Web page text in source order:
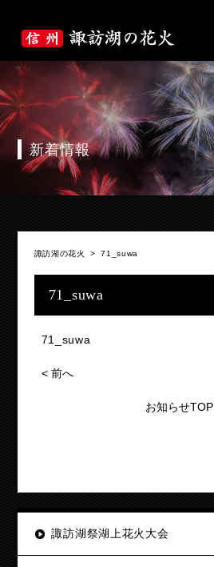
新着情報
諏訪湖の花火 >71_suwa
71_suwa
71_suwa
<前へ
お知らせTOP
諏訪湖祭湖上花火大会